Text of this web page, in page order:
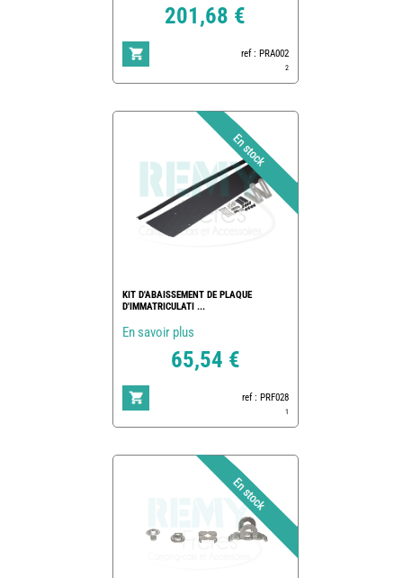
201,68 €
ref : PRA002
2
KIT D'ABAISSEMENT DE PLAQUE
D'IMMATRICULATI ...
En savoir plus
65,54 €
ref : PRF028
1